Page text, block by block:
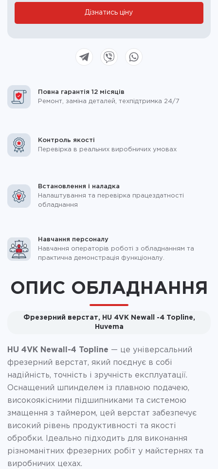
Повна гарантія 12 місяців
Ремонт, заміна деталей, техпідтримка 24/7
Контроль якості
Перевірка в реальних виробничих умовах
Встановлення і наладка
Налаштування та перевірка працездатності
обладнання
Навчання персоналу
Навчання операторів роботі з обладнанням та
практична демонстрація функціоналу.
Дізнатись ціну
ОПИС ОБЛАДНАННЯ
Фрезерний верстат, HU 4VK Newall -4 Topline,
Huvema
HU 4VK Newall-4 Topline — це універсальний
фрезерний верстат, який поєднує в собі
надійність, точність і зручність експлуатації.
Оснащений шпинделем із плавною подачею,
високоякісними підшипниками та системою
змащення з таймером, цей верстат забезпечує
високий рівень продуктивності та якості
обробки. Ідеально підходить для виконання
різноманітних фрезерних робіт у майстернях та
виробничих цехах.